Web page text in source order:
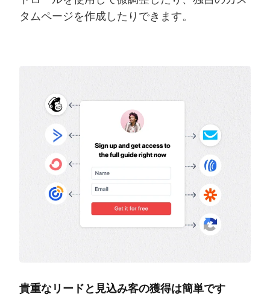
タムページを作成したりできます。
貴重なリードと見込み客の獲得は簡単です